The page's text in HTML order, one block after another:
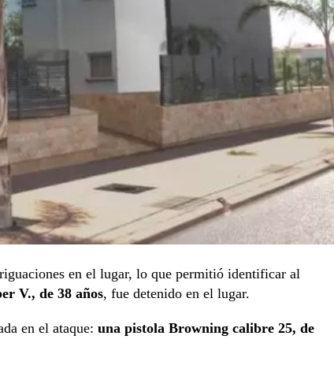
en el lugar, lo que permitió identificar al
V., de 38 años, fue detenido en el lugar.
en el ataque: una pistola Browning calibre 25, de